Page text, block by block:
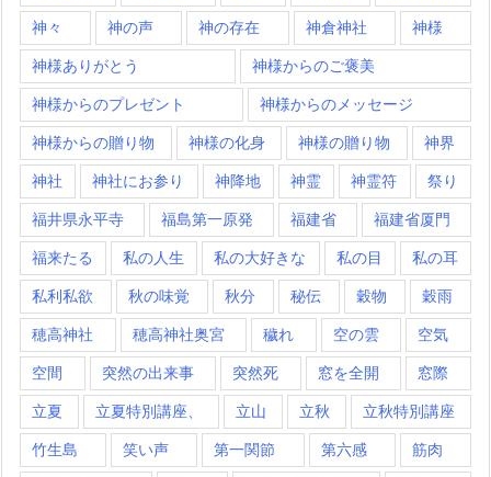
神々 神の声 神の存在 神倉神社 神様
神様ありがとう 神様からのご褒美
神様からのプレゼント 神様からのメッセージ
神様からの贈り物 神様の化身 神様の贈り物 神界
神社 神社にお参り 神降地 神霊 神霊符 祭り
福井県永平寺 福島第一原発 福建省 福建省厦門
福来たる 私の人生 私の大好きな 私の目 私の耳
私利私欲 秋の味覚 秋分 秘伝 穀物 穀雨
穂高神社 穂高神社奥宮 穢れ 空の雲 空気
空間 突然の出来事 突然死 窓を全開 窓際
立夏 立夏特別講座、 立山 立秋 立秋特別講座
竹生島 笑い声 第一関節 第六感 筋肉